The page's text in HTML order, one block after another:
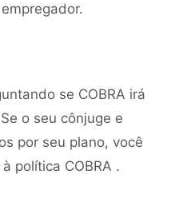
se COBRA irá
o seu cônjuge e
por seu plano, você
política COBRA .